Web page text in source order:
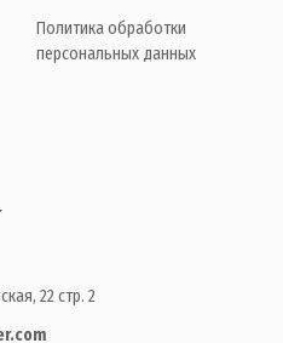
Политика обработки
персональных данных
22 стр. 2